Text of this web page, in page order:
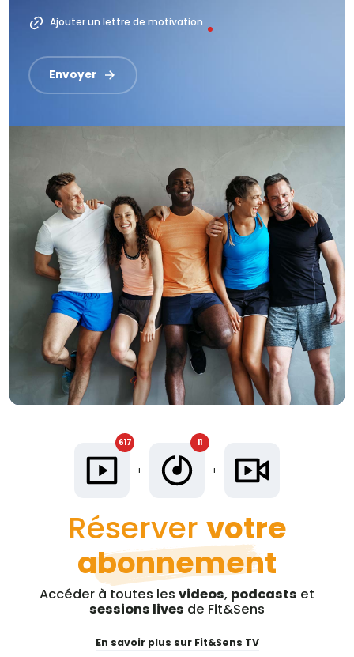
Ajouter un lettre de motivation
Envoyer
617
+
11
+
Réserver votre
abonnement
Accéder à toutes les videos, podcasts et
sessions lives de Fit&Sens
En savoir plus sur Fit&Sens TV